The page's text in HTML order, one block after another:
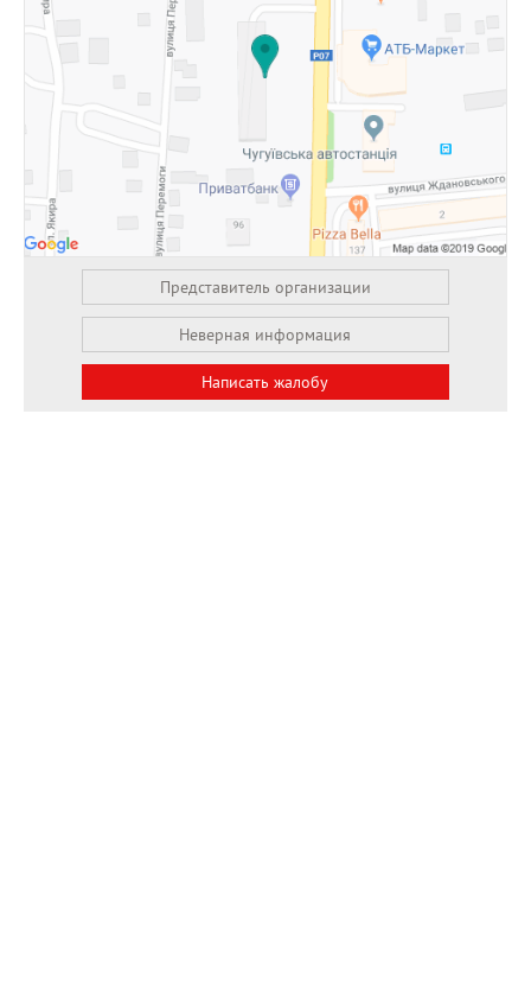
Представитель организации
Неверная информация
Написать жалобу